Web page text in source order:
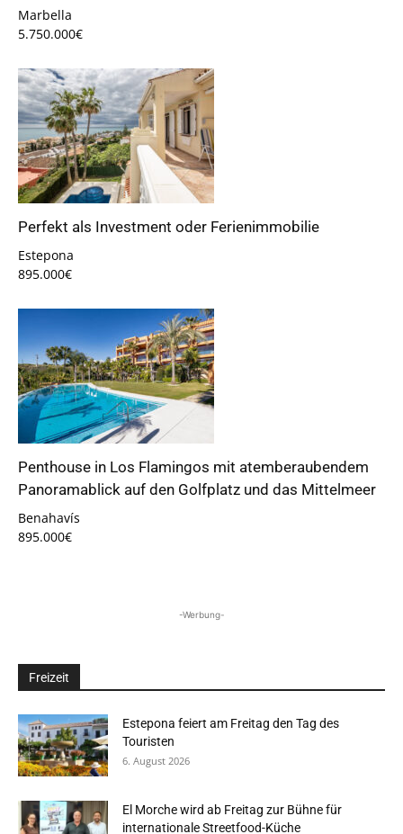
Marbella
5.750.000€
Perfekt als Investment oder Ferienimmobilie
Estepona
895.000€
Penthouse in Los Flamingos mit atemberaubendem
Panoramablick auf den Golfplatz und das Mittelmeer
Benahavís
895.000€
-Werbung-
Freizeit
Estepona feiert am Freitag den Tag des
Touristen
6. August 2026
El Morche wird ab Freitag zur Bühne für
internationale Streetfood-Küche